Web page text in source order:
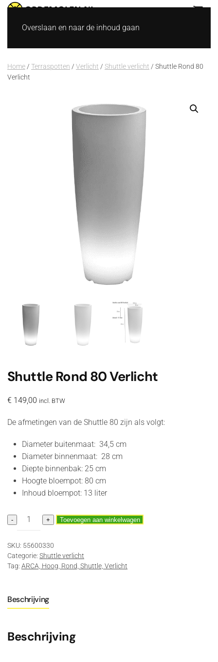
Overslaan en naar de inhoud gaan
Home / Terraspotten / Verlicht / Shuttle verlicht / Shuttle Rond 80
Verlicht
Shuttle Rond 80 Verlicht
€ 149,00 incl. BTW
De afmetingen van de Shuttle 80 zijn als volgt:
Diameter buitenmaat: 34,5 cm
Diameter binnenmaat: 28 cm
Diepte binnenbak: 25 cm
Hoogte bloempot: 80 cm
Inhoud bloempot: 13 liter
-
Shuttle
Rond
Verlicht
aantal
+ Toevoegen aan winkelwagen
SKU: 55600330
Categorie: Shuttle verlicht
Tag: ARCA, Hoog, Rond, Shuttle, Verlicht
Beschrijving
Beschrijving